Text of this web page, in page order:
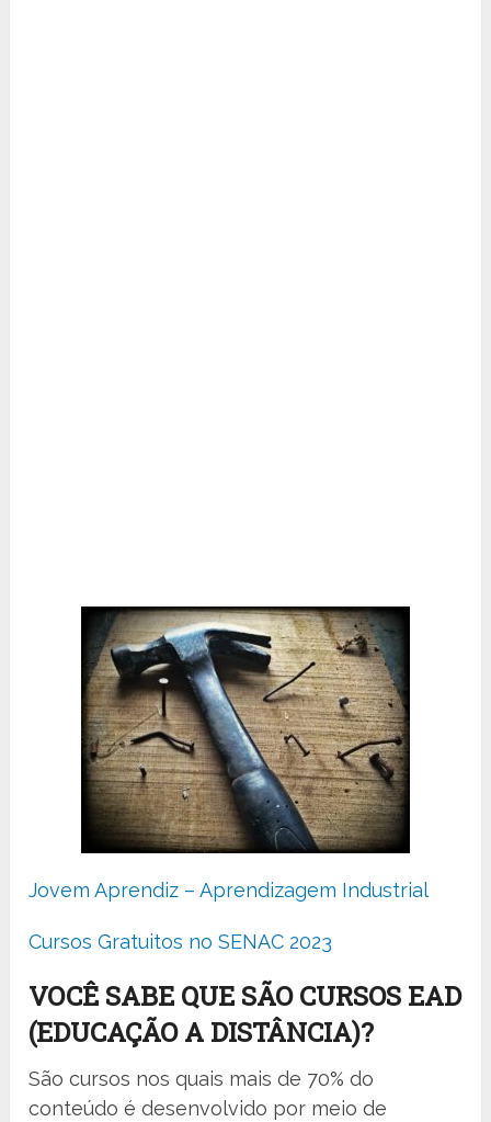
Jovem Aprendiz – Aprendizagem Industrial
Cursos Gratuitos no SENAC 2023
VOCÊ SABE QUE SÃO CURSOS EAD
(EDUCAÇÃO A DISTÂNCIA)?
São cursos nos quais mais de 70% do
conteúdo é desenvolvido por meio de